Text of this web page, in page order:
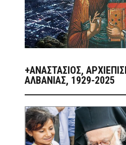
+ΑΝΑΣΤΆΣΙΟΣ,
ΑΛΒΑΝΊΑΣ, 1929-2025